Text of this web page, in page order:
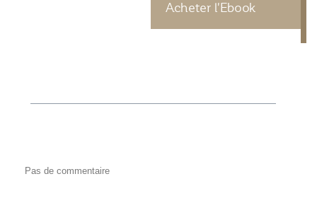
Acheter l'Ebook
Pas de commentaire